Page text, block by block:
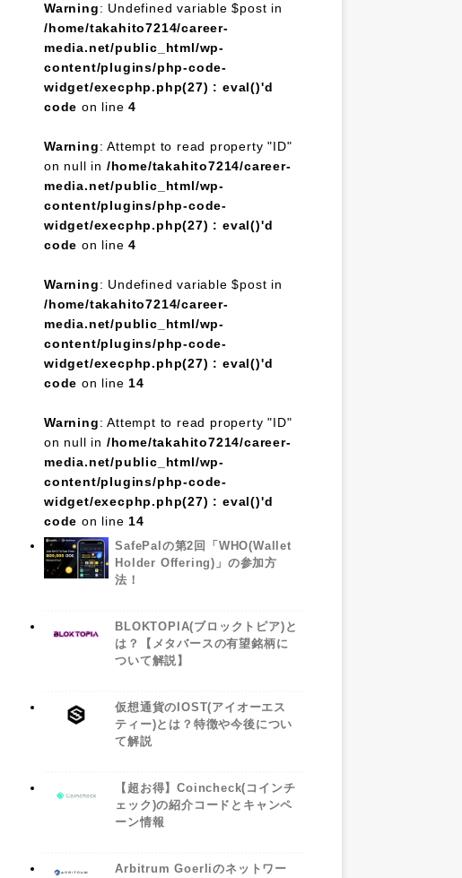
Warning: Undefined variable $post in
/home/takahito7214/career-
media.net/public_html/wp-
content/plugins/php-code-
widget/execphp.php(27) : eval()'d
code on line4
Warning: Attempt to read property "ID"
on null in /home/takahito7214/career-
media.net/public_html/wp-
content/plugins/php-code-
widget/execphp.php(27) : eval()'d
code on line4
Warning: Undefined variable $post in
/home/takahito7214/career-
media.net/public_html/wp-
content/plugins/php-code-
widget/execphp.php(27) : eval()'d
code on line 14
Warning: Attempt to read property "ID"
on null in /home/takahito7214/career-
media.net/public_html/wp-
content/plugins/php-code-
widget/execphp.php(27) : eval()'d
code on line 14
SafePalの第2回「WHO(Wallet
Holder Offering)」の参加方
法！
BLOKTOPIA(ブロックトピア)と
は？【メタバースの有望銘柄に
ついて解説】
仮想通貨のIOST(アイオーエス
ティー)とは？特徴や今後につい
て解説
【超お得】Coincheck(コインチ
ェック)の紹介コードとキャンペ
ーン情報
Arbitrum Goerliのネットワー